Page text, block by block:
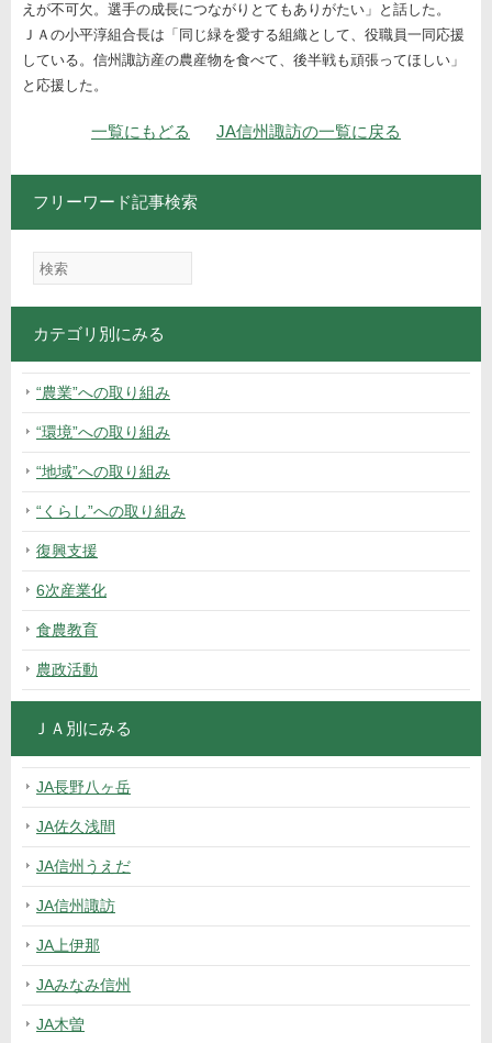
えが不可欠。選手の成長につながりとてもありがたい」と話した。
ＪＡの小平淳組合長は「同じ緑を愛する組織として、役職員一同応援
している。信州諏訪産の農産物を食べて、後半戦も頑張ってほしい」
と応援した。
ナビゲーション
一覧にもどる JA信州諏訪の一覧に戻る
フリーワード記事検索
カテゴリ別にみる
“農業”への取り組み
“環境”への取り組み
“地域”への取り組み
“くらし”への取り組み
復興支援
6次産業化
食農教育
農政活動
ＪＡ別にみる
JA長野八ヶ岳
JA佐久浅間
JA信州うえだ
JA信州諏訪
JA上伊那
JAみなみ信州
JA木曽